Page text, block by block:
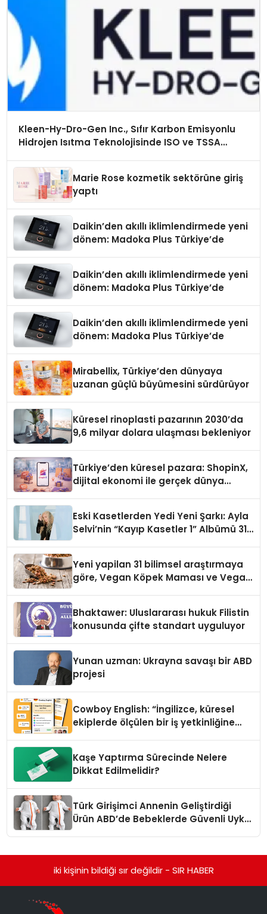
Kleen-Hy-Dro-Gen Inc., Sıfır Karbon Emisyonlu
Hidrojen Isıtma Teknolojisinde ISO ve TSSA
Marie Rose kozmetik sektörüne giriş
yaptı
Daikin’den akıllı iklimlendirmede yeni
dönem: Madoka Plus Türkiye’de
Daikin’den akıllı iklimlendirmede yeni
dönem: Madoka Plus Türkiye’de
Daikin’den akıllı iklimlendirmede yeni
dönem: Madoka Plus Türkiye’de
Mirabellix, Türkiye’den dünyaya
uzanan güçlü büyümesini sürdürüyor
Küresel rinoplasti pazarının 2030’da
9,6 milyar dolara ulaşması bekleniyor
Türkiye’den küresel pazara: ShopinX,
dijital ekonomi ile gerçek dünya
Eski Kasetlerden Yedi Yeni Şarkı: Ayla
Selvi’nin “Kayıp Kasetler 1” Albümü 31
Yeni yapilan 31 bilimsel araştırmaya
göre, Vegan Köpek Maması ve Vegan
Bhaktawer: Uluslararası hukuk Filistin
konusunda çifte standart uyguluyor
Yunan uzman: Ukrayna savaşı bir ABD
projesi
Cowboy English: “İngilizce, küresel
ekiplerde ölçülen bir iş yetkinliğine
Kaşe Yaptırma Sürecinde Nelere
Dikkat Edilmelidir?
Türk Girişimci Annenin Geliştirdiği
Ürün ABD’de Bebeklerde Güvenli Uyku
iki kişinin bildiği sır değildir - SIR HABER